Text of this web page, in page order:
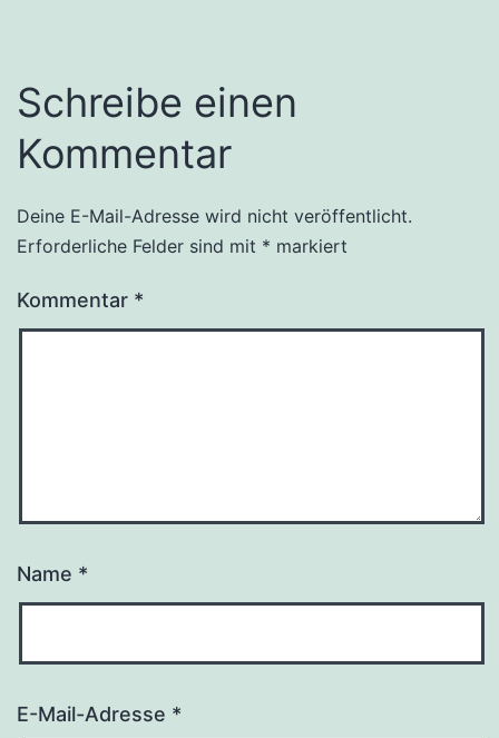
Schreibe einen
Kommentar
Deine E-Mail-Adresse wird nicht veröffentlicht.
Erforderliche Felder sind mit * markiert
Kommentar *
Name *
E-Mail-Adresse *